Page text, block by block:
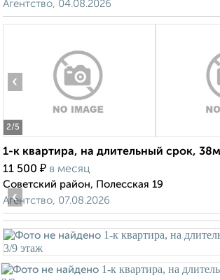
Агентство, 04.08.2026
2/5
‹
1-к квартира, на длительный срок,
11 500 ₽ в месяц
Советский район, Полесская 19
Агентство, 07.08.2026
‹